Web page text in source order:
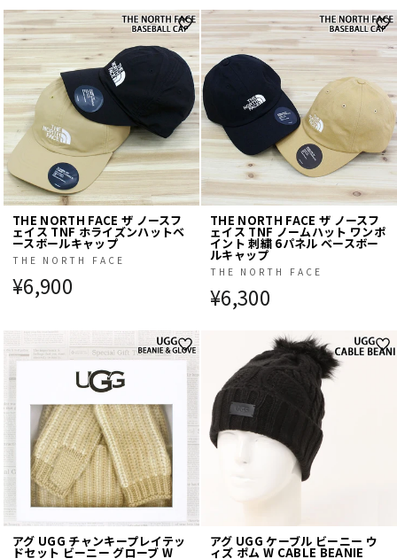
THE NORTH FACE ザ ノースフ
ェイス TNF ホライズンハットベ
ースボールキャップ
THE NORTH FACE
¥6,900
THE NORTH FACE ザ ノースフ
ェイス TNF ノームハット ワンポ
イント 刺繍 6パネル ベースボー
ルキャップ
THE NORTH FACE
¥6,300
アグ UGG チャンキープレイテッ
ドセット ビーニー グローブ W
アグ UGG ケーブル ビーニー ウ
ィズ ポム W CABLE BEANIE